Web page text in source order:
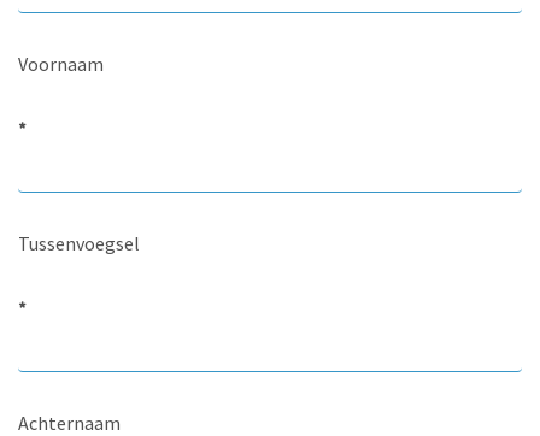
Voornaam
*
Tussenvoegsel
*
Achternaam